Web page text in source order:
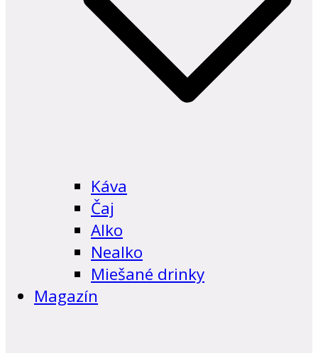
Káva
Čaj
Alko
Nealko
Miešané drinky
Magazín